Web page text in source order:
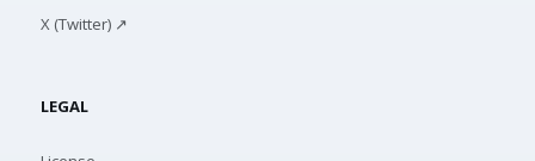
X (Twitter) ↗
LEGAL